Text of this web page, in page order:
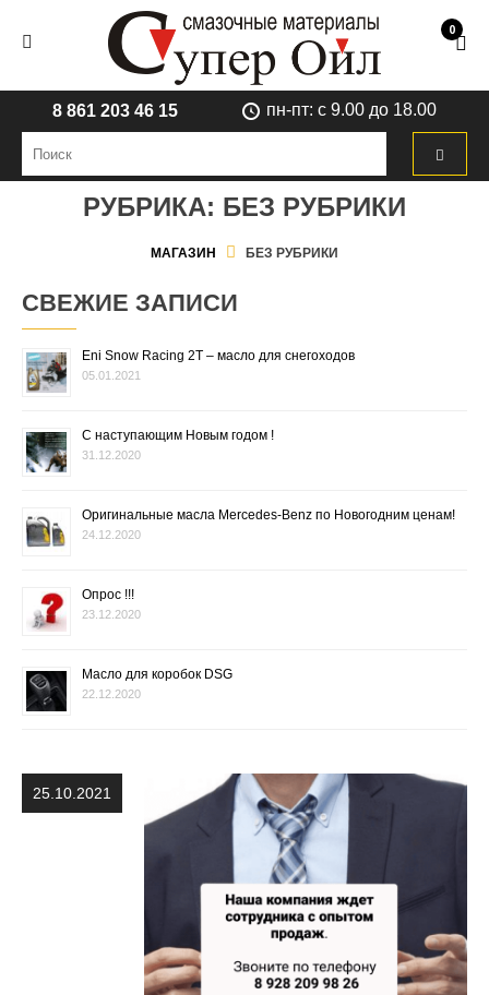
0
8 861 203 46 15 пн-пт: с 9.00 до 18.00
РУБРИКА: БЕЗ РУБРИКИ
МАГАЗИН БЕЗ РУБРИКИ
СВЕЖИЕ ЗАПИСИ
Eni Snow Racing 2T – масло для снегоходов
05.01.2021
С наступающим Новым годом !
31.12.2020
Оригинальные масла Mercedes-Benz по Новогодним ценам!
24.12.2020
Опрос !!!
23.12.2020
Масло для коробок DSG
22.12.2020
25.10.2021